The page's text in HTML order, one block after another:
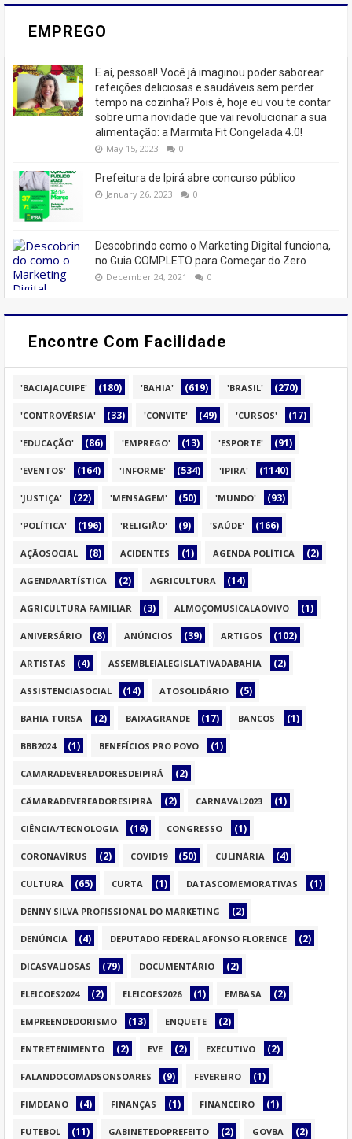
EMPREGO
E aí, pessoal! Você já imaginou poder saborear
refeições deliciosas e saudáveis ​​sem perder
tempo na cozinha? Pois é, hoje eu vou te contar
sobre uma novidade que vai revolucionar a sua
alimentação: a Marmita Fit Congelada 4.0!
May 15, 2023 0
Prefeitura de Ipirá abre concurso público
January 26, 2023 0
Descobrindo como o Marketing Digital funciona,
no Guia COMPLETO para Começar do Zero
December 24, 2021 0
Encontre Com Facilidade
'BACIAJACUIPE' (180) 'BAHIA' (619) 'BRASIL' (270)
'CONTROVÉRSIA' (33) 'CONVITE' (49) 'CURSOS' (17)
'EDUCAÇÃO' (86) 'EMPREGO' (13) 'ESPORTE' (91)
'EVENTOS' (164) 'INFORME' (534) 'IPIRA' (1140)
'JUSTIÇA' (22) 'MENSAGEM' (50) 'MUNDO' (93)
'POLÍTICA' (196) 'RELIGIÃO' (9) 'SAÚDE' (166)
AÇÃOSOCIAL (8) ACIDENTES (1) AGENDA POLÍTICA (2)
AGENDAARTÍSTICA (2) AGRICULTURA (14)
AGRICULTURA FAMILIAR (3) ALMOÇOMUSICALAOVIVO (1)
ANIVERSÁRIO (8) ANÚNCIOS (39) ARTIGOS (102)
ARTISTAS (4) ASSEMBLEIALEGISLATIVADABAHIA (2)
ASSISTENCIASOCIAL (14) ATOSOLIDÁRIO (5)
BAHIA TURSA (2) BAIXAGRANDE (17) BANCOS (1)
BBB2024 (1) BENEFÍCIOS PRO POVO (1)
CAMARADEVEREADORESDEIPIRÁ (2)
CÂMARADEVEREADORESIPIRÁ (2) CARNAVAL2023 (1)
CIÊNCIA/TECNOLOGIA (16) CONGRESSO (1)
CORONAVÍRUS (2) COVID19 (50) CULINÁRIA (4)
CULTURA (65) CURTA (1) DATASCOMEMORATIVAS (1)
DENNY SILVA PROFISSIONAL DO MARKETING (2)
DENÚNCIA (4) DEPUTADO FEDERAL AFONSO FLORENCE (2)
DICASVALIOSAS (79) DOCUMENTÁRIO (2)
ELEICOES2024 (2) ELEICOES2026 (1) EMBASA (2)
EMPREENDEDORISMO (13) ENQUETE (2)
ENTRETENIMENTO (2) EVE (2) EXECUTIVO (2)
FALANDOCOMADSONSOARES (9) FEVEREIRO (1)
FIMDEANO (4) FINANÇAS (1) FINANCEIRO (1)
FUTEBOL (11) GABINETEDOPREFEITO (2) GOVBA (2)